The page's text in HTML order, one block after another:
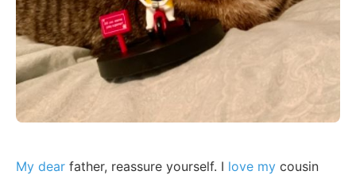
My dear father, reassure yourself. I love my cousin